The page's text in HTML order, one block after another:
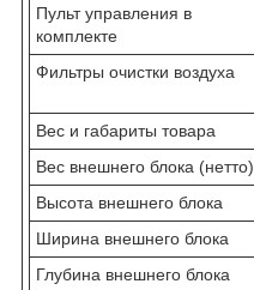
Пульт управления в
комплекте
Фильтры очистки воздуха
Вес и габариты товара
Вес внешнего блока (нетто)
Высота внешнего блока
Ширина внешнего блока
Глубина внешнего блока